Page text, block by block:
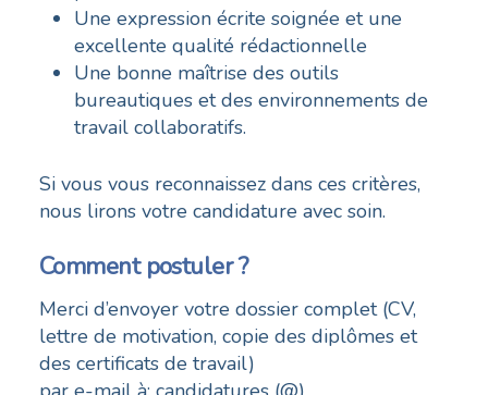
Une expression écrite soignée et une
excellente qualité rédactionnelle
Une bonne maîtrise des outils
bureautiques et des environnements de
travail collaboratifs.
Si vous vous reconnaissez dans ces critères,
nous lirons votre candidature avec soin.
Comment postuler ?
Merci d’envoyer votre dossier complet (CV,
lettre de motivation, copie des diplômes et
des certificats de travail)